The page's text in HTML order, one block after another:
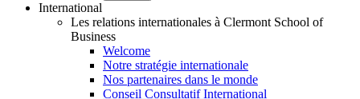
International
Les relations internationales à Clermont School of
Business
Welcome
Notre stratégie internationale
Nos partenaires dans le monde
Conseil Consultatif International